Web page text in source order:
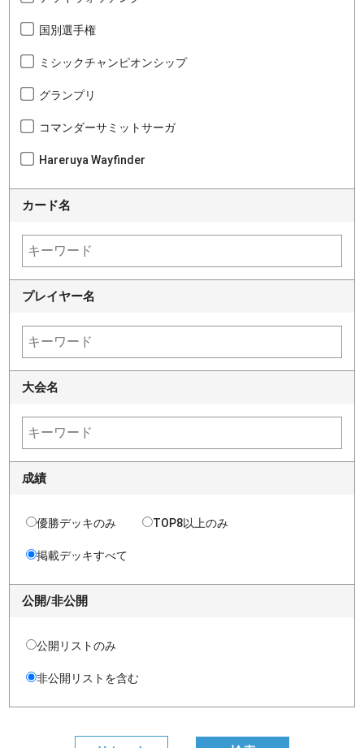
国別選手権
ミシックチャンピオンシップ
グランプリ
コマンダーサミットサーガ
Hareruya Wayfinder
カード名
プレイヤー名
大会名
成績
優勝デッキのみ TOP8以上のみ
掲載デッキすべて
公開/非公開
公開リストのみ
非公開リストを含む